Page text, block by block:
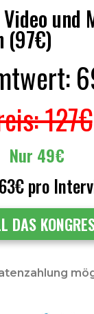
und
(97€)
127€
Nur 49€
pro
DAS